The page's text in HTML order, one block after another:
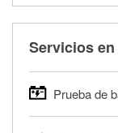
Servicios
Prueba de